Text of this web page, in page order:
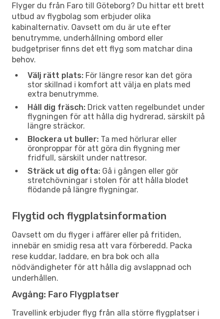
Flyger du från Faro till Göteborg? Du hittar ett brett
utbud av flygbolag som erbjuder olika
kabinalternativ. Oavsett om du är ute efter
benutrymme, underhållning ombord eller
budgetpriser finns det ett flyg som matchar dina
behov.
Välj rätt plats: För längre resor kan det göra
stor skillnad i komfort att välja en plats med
extra benutrymme.
Håll dig fräsch: Drick vatten regelbundet under
flygningen för att hålla dig hydrerad, särskilt på
längre sträckor.
Blockera ut buller: Ta med hörlurar eller
öronproppar för att göra din flygning mer
fridfull, särskilt under nattresor.
Sträck ut dig ofta: Gå i gången eller gör
stretchövningar i stolen för att hålla blodet
flödande på längre flygningar.
Flygtid och flygplatsinformation
Oavsett om du flyger i affärer eller på fritiden,
innebär en smidig resa att vara förberedd. Packa
rese kuddar, laddare, en bra bok och alla
nödvändigheter för att hålla dig avslappnad och
underhållen.
Avgång: Faro Flygplatser
Travellink erbjuder flyg från alla större flygplatser i